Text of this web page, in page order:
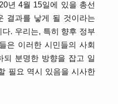
년 4월 15일에 있을 총선
결과를 낳게 될 것이라는
. 우리는, 특히 향후 정부
은 이러한 시민들의 사회
되 분명한 방향을 잡고 일
필요 역시 있음을 시사한